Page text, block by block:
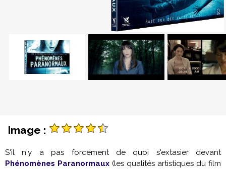
Image :
S'il n'y a pas forcément de quoi s'extasier devant
Phénomènes Paranormaux (les qualités artistiques du film